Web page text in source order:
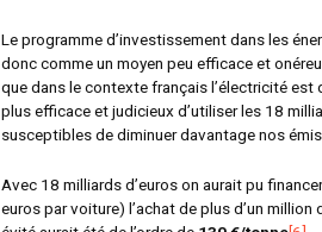
Le programme d’investissement dans les
donc comme un moyen peu efficace et
que dans le contexte français l’électricité est
plus efficace et judicieux d’utiliser les 18
susceptibles de diminuer davantage nos
Avec 18 milliards d’euros on aurait pu
euros par voiture) l’achat de plus d’un